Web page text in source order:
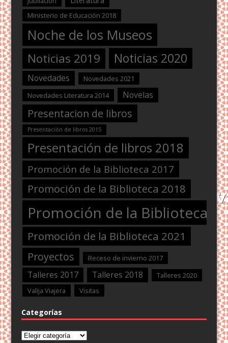
Ministerio de Educación 2018
Noche de los Museos
Noticias 2019 Noticias 2020
Novedades
Novedades 2021
Novedades Literatura 2014
Novelas
Presentacion de libros
Presentación de libros 2015
Presentación de libros 2018
Promoción de la Biblioteca 2017
Promoción de la Biblioteca 2018
Promoción de la Biblioteca
Promoción de la Biblioteca 2021
Proyectos Receso de invierno 2017
Talleres 2017 Talleres 2018
Talleres 2020
Valija Viajera
Visitas
Categorías
Categorías